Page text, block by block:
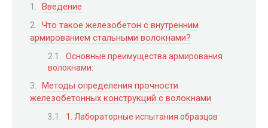
Введение
Что такое железобетон с внутренним
армированием стальными волокнами?
Основные преимущества армирования
волокнами:
Методы определения прочности
железобетонных конструкций с волокнами
1. Лабораторные испытания образцов